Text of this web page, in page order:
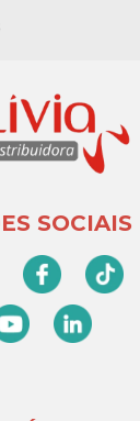
SOCIAIS